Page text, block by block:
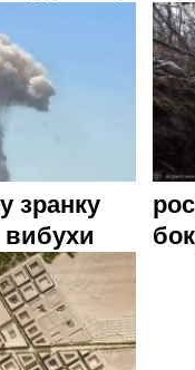
зранку